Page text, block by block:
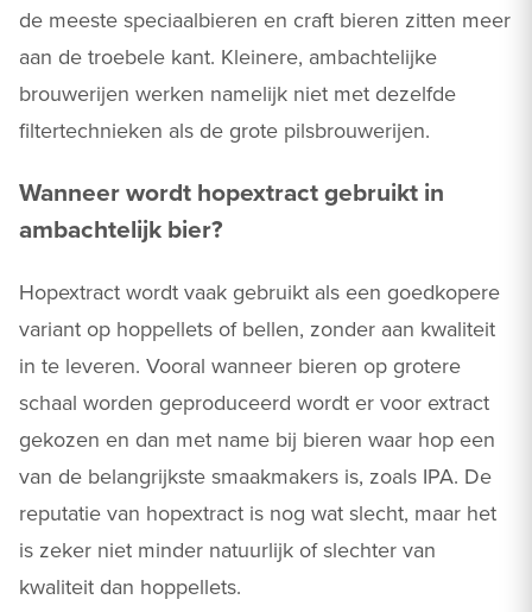
de meeste speciaalbieren en craft bieren zitten meer
aan de troebele kant. Kleinere, ambachtelijke
brouwerijen werken namelijk niet met dezelfde
filtertechnieken als de grote pilsbrouwerijen.
Wanneer wordt hopextract gebruikt in
ambachtelijk bier?
Hopextract wordt vaak gebruikt als een goedkopere
variant op hoppellets of bellen, zonder aan kwaliteit
in te leveren. Vooral wanneer bieren op grotere
schaal worden geproduceerd wordt er voor extract
gekozen en dan met name bij bieren waar hop een
van de belangrijkste smaakmakers is, zoals IPA. De
reputatie van hopextract is nog wat slecht, maar het
is zeker niet minder natuurlijk of slechter van
kwaliteit dan hoppellets.